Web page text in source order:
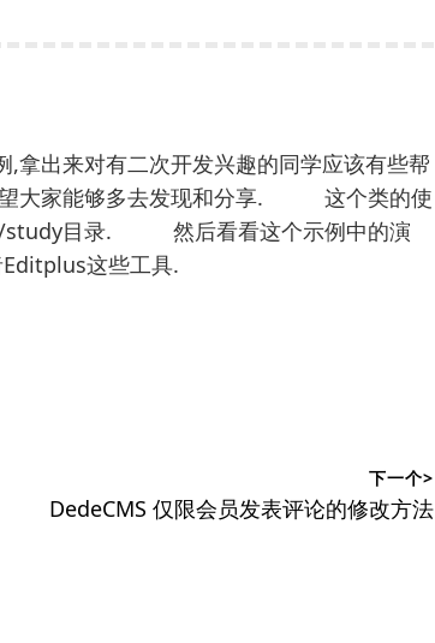
拿出来对有二次开发兴趣的同学应该有些帮
望大家能够多去发现和分享. 这个类的使
/study目录. 然后看看这个示例中的演
这些工具.
下一个>
下
DedeCMS 仅限会员发表评论的修改方法